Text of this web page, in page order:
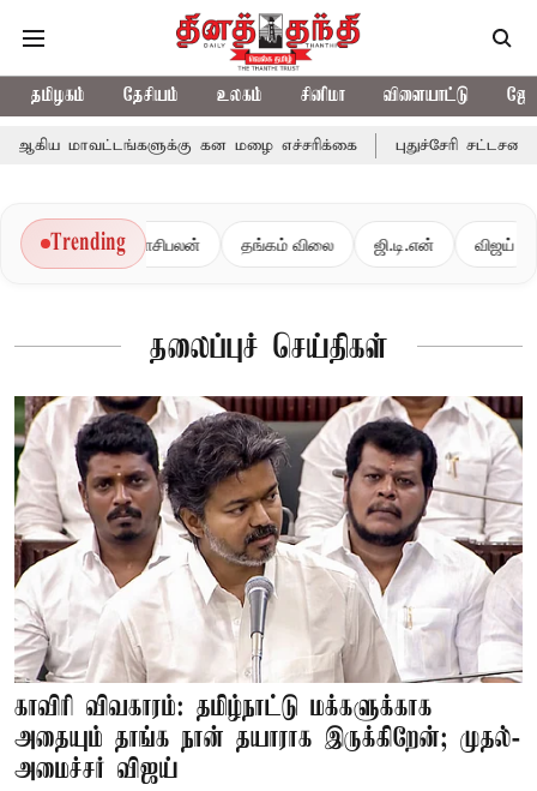
தமிழகம் தேசியம் உலகம் சினிமா விளையாட்டு
கன மழை எச்சரிக்கை புதுச்சேரி சட்டசபையில் வரும்
Trending
ராசிபலன் தங்கம் விலை ஜி.டி.என் விஜய்
தலைப்புச் செய்திகள்
காவிரி விவகாரம்: தமிழ்நாட்டு மக்களுக்காக
அதையும் தாங்க நான் தயாராக இருக்கிறேன்; முதல்-
அமைச்சர் விஜய்